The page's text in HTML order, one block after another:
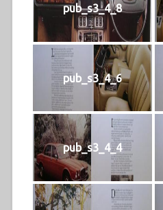
pub_s3_4_8
pub_s3_4_6
pub_s3_4_4